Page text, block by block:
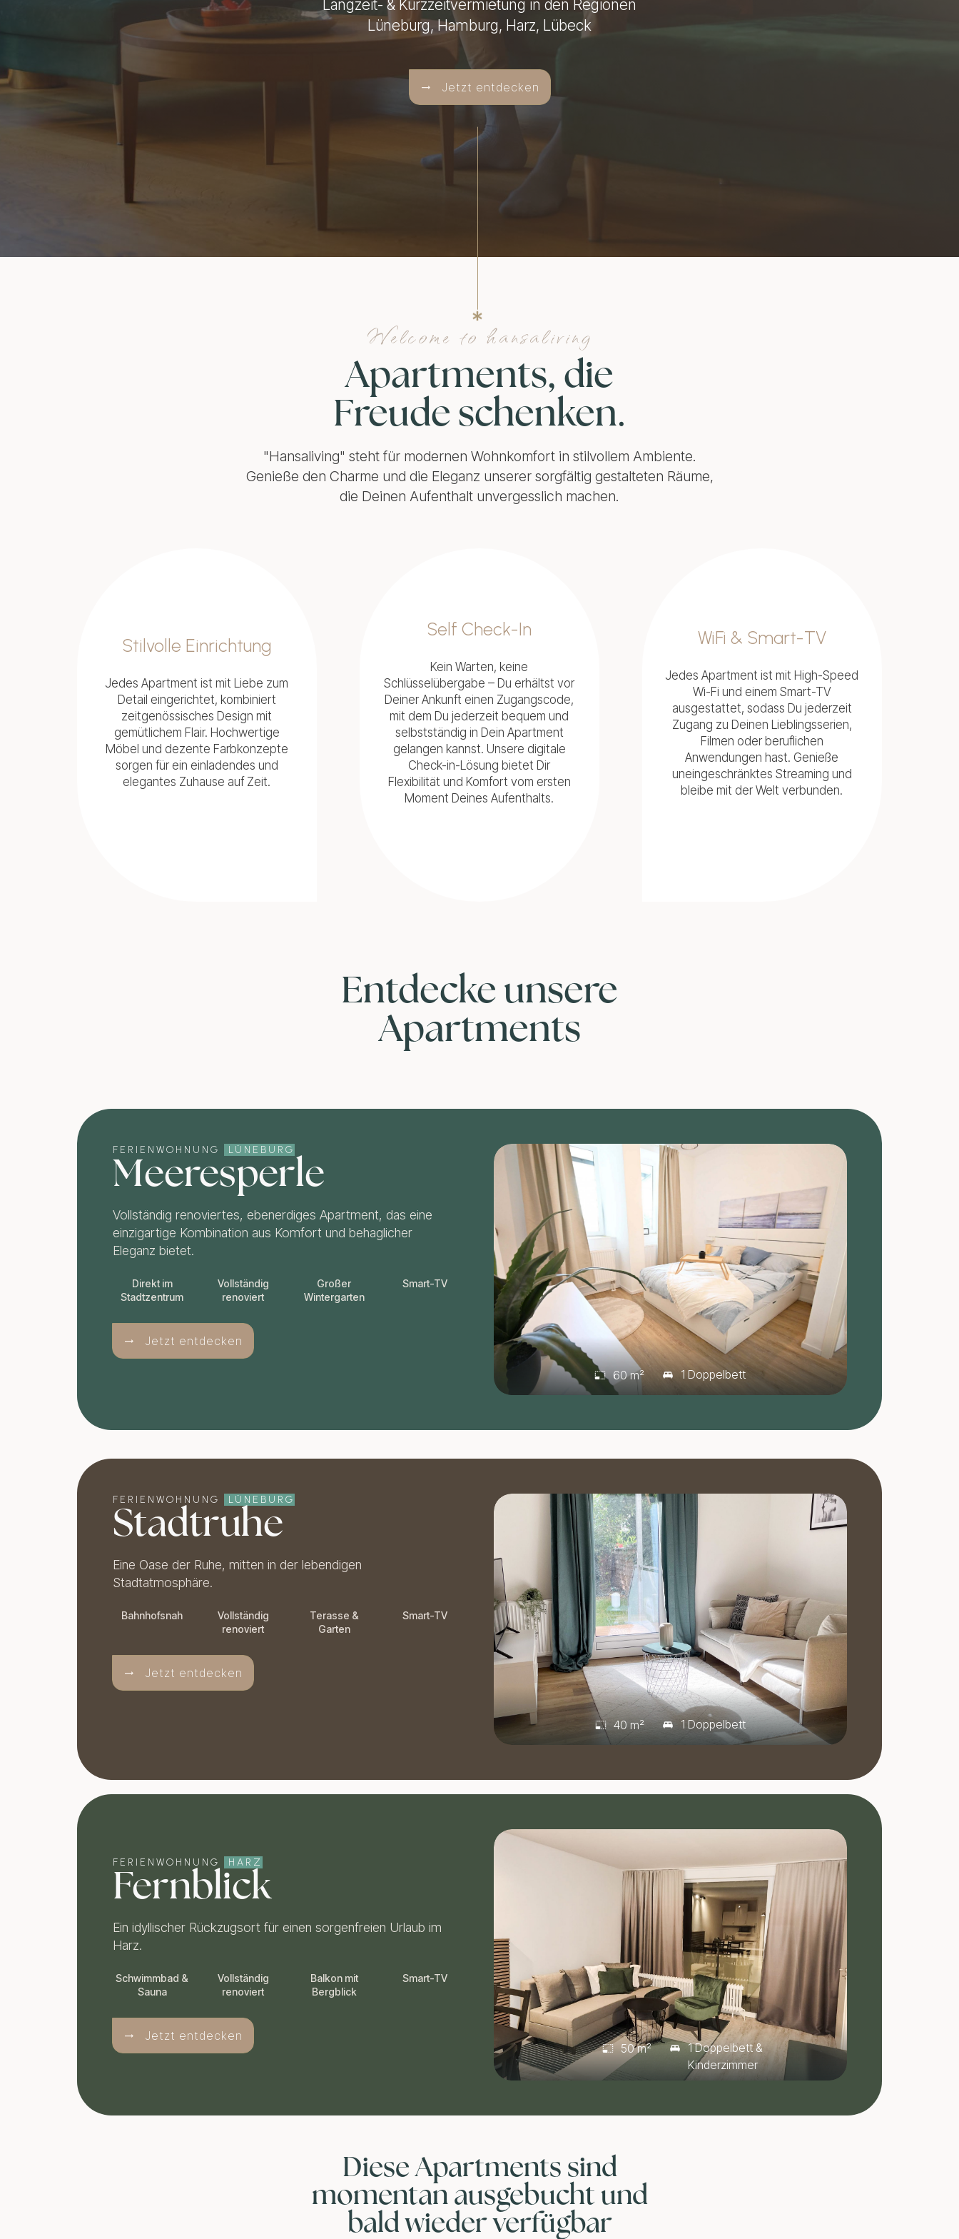
Langzeit- & Kurzzeitvermietung in den Regionen
Lüneburg, Hamburg, Harz, Lübeck
Jetzt entdecken
Welcome to hansaliving
Apartments, die
Sp
"Hansaliving" steht für modernen Wohnkomfort in stilvollem Ambiente.
Genieße den Charme und die Eleganz unserer sorgfältig gestalteten Räume,
die Deinen Aufenthalt unvergesslich machen.
Stilvolle Einrichtung
Jedes Apartment ist mit Liebe zum
Detail eingerichtet, kombiniert
zeitgenössisches Design mit
gemütlichem Flair. Hochwertige
Möbel und dezente Farbkonzepte
sorgen für ein einladendes und
elegantes Zuhause auf Zeit.
Self Check-In
Kein Warten, keine
Schlüsselübergabe – Du erhältst vor
Deiner Ankunft einen Zugangscode,
mit dem Du jederzeit bequem und
selbstständig in Dein Apartment
gelangen kannst. Unsere digitale
Check-in-Lösung bietet Dir
Flexibilität und Komfort vom ersten
Moment Deines Aufenthalts.
WiFi & Smart-TV
Jedes Apartment ist mit High-Speed
Wi-Fi und einem Smart-TV
ausgestattet, sodass Du jederzeit
Zugang zu Deinen Lieblingsserien,
Filmen oder beruflichen
Anwendungen hast. Genieße
uneingeschränktes Streaming und
bleibe mit der Welt verbunden.
Entdecke unsere
Apartments
FERIENWOHNUNG LÜNEBURG
Meeresperle
Vollständig renoviertes, ebenerdiges Apartment, das eine
einzigartige Kombination aus Komfort und behaglicher
Eleganz bietet.
Direkt im
Stadtzentrum
Vollständig
renoviert
Großer
Wintergarten
Smart-TV
Jetzt entdecken
60 m² 1 Doppelbett
FERIENWOHNUNG LÜNEBURG
Stadtruhe
Eine Oase der Ruhe, mitten in der lebendigen
Stadtatmosphäre.
Bahnhofsnah
Vollständig
renoviert
Terasse &
Garten
Smart-TV
Jetzt entdecken
40 m² 1 Doppelbett
FERIENWOHNUNG HARZ
Fernblick
Ein idyllischer Rückzugsort für einen sorgenfreien Urlaub im
Harz.
Schwimmbad &
Sauna
Vollständig
renoviert
Balkon mit
Bergblick
Smart-TV
Jetzt entdecken
50 m²
1 Doppelbett &
Kinderzimmer
Diese Apartments sind
momentan ausgebucht und
bald wieder verfügbar